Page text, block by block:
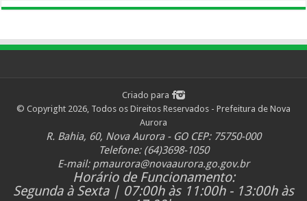
Criado para
© Copyright 2026, Todos os Direitos Reservados - Prefeitura de Nova
Aurora
R. Bahia, 60, Nova Aurora - GO CEP: 75750-000
Telefone: (64)3698-1050
E-mail: pmaurora@novaaurora.go.gov.br
Horário de Funcionamento:
Segunda à Sexta | 07:00h às 11:00h - 13:00h às